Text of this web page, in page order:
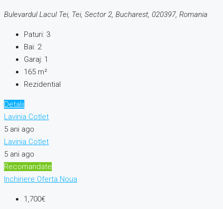
Bulevardul Lacul Tei, Tei, Sector 2, Bucharest, 020397, Romania
Paturi: 3
Bai: 2
Garaj: 1
165 m²
Rezidential
Detalii
Lavinia Cotlet
5 ani ago
Lavinia Cotlet
5 ani ago
Recomandate
Inchiriere Oferta Noua
1,700€